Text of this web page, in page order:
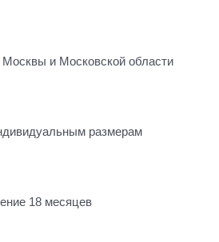
и Московской области
размерам
18 месяцев